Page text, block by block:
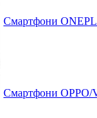
Смартфони
Смартфони OPPO/